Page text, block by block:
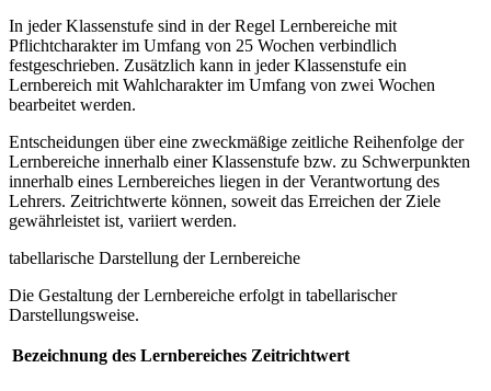
In jeder Klassenstufe sind in der Regel Lernbereiche mit
Pflichtcharakter im Umfang von 25 Wochen verbindlich
festgeschrieben. Zusätzlich kann in jeder Klassenstufe ein
Lernbereich mit Wahlcharakter im Umfang von zwei Wochen
bearbeitet werden.
Entscheidungen über eine zweckmäßige zeitliche Reihenfolge der
Lernbereiche innerhalb einer Klassenstufe bzw. zu Schwerpunkten
innerhalb eines Lernbereiches liegen in der Verantwortung des
Lehrers. Zeitrichtwerte können, soweit das Erreichen der Ziele
gewährleistet ist, variiert werden.
tabellarische Darstellung der Lernbereiche
Die Gestaltung der Lernbereiche erfolgt in tabellarischer
Darstellungsweise.
Bezeichnung des Lernbereiches Zeitrichtwert